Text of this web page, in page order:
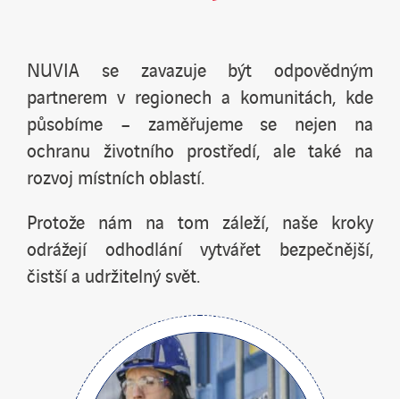
NUVIA se zavazuje být odpovědným
partnerem v regionech a komunitách, kde
působíme – zaměřujeme se nejen na
ochranu životního prostředí, ale také na
rozvoj místních oblastí.
Protože nám na tom záleží, naše kroky
odrážejí odhodlání vytvářet bezpečnější,
čistší a udržitelný svět.